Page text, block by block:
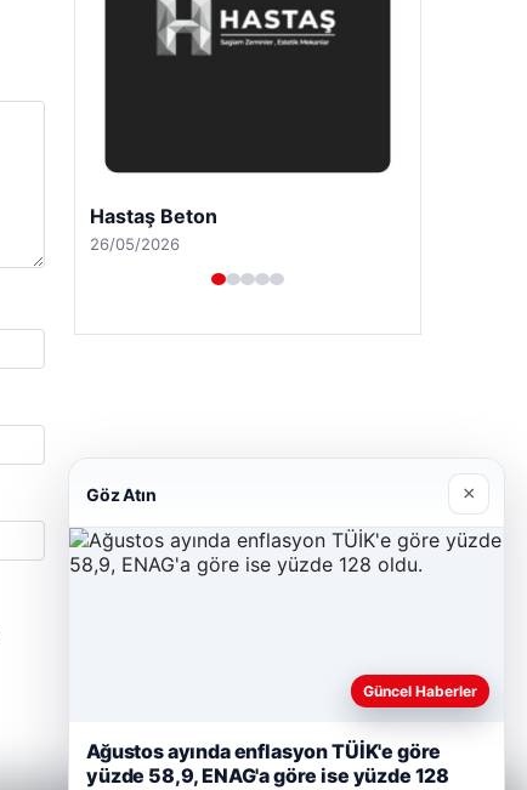
Enes Kaplan Avukatlık Bürosu
28/04/2026
Göz Atın ×
Güncel Haberler
Ağustos ayında enflasyon TÜİK'e göre
yüzde 58,9, ENAG'a göre ise yüzde 128